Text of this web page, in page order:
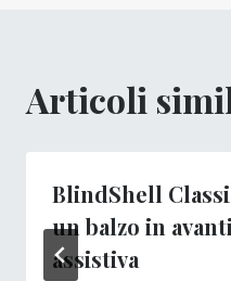
Articoli
BlindShell
un balzo in
assistiva